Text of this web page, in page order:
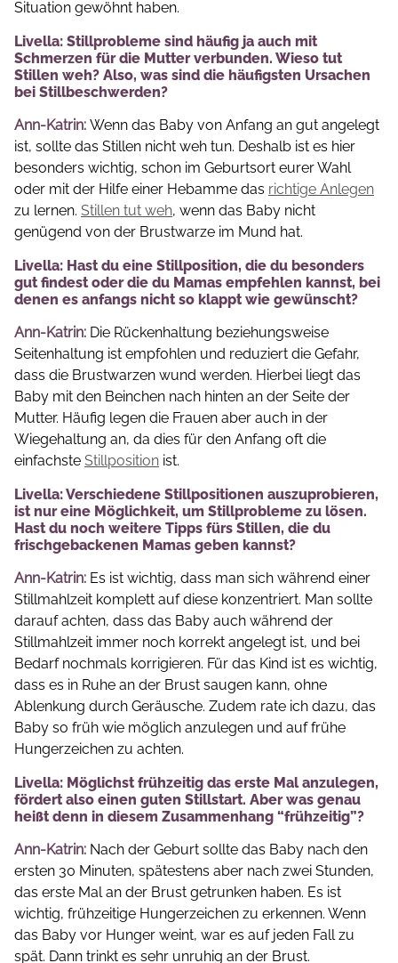
Situation gewöhnt haben.
Livella: Stillprobleme sind häufig ja auch mit
Schmerzen für die Mutter verbunden. Wieso tut
Stillen weh? Also, was sind die häufigsten Ursachen
bei Stillbeschwerden?
Ann-Katrin: Wenn das Baby von Anfang an gut angelegt
ist, sollte das Stillen nicht weh tun. Deshalb ist es hier
besonders wichtig, schon im Geburtsort eurer Wahl
oder mit der Hilfe einer Hebamme das richtige Anlegen
zu lernen. Stillen tut weh, wenn das Baby nicht
genügend von der Brustwarze im Mund hat.
Livella: Hast du eine Stillposition, die du besonders
gut findest oder die du Mamas empfehlen kannst, bei
denen es anfangs nicht so klappt wie gewünscht?
Ann-Katrin: Die Rückenhaltung beziehungsweise
Seitenhaltung ist empfohlen und reduziert die Gefahr,
dass die Brustwarzen wund werden. Hierbei liegt das
Baby mit den Beinchen nach hinten an der Seite der
Mutter. Häufig legen die Frauen aber auch in der
Wiegehaltung an, da dies für den Anfang oft die
einfachste Stillposition ist.
Livella: Verschiedene Stillpositionen auszuprobieren,
ist nur eine Möglichkeit, um Stillprobleme zu lösen.
Hast du noch weitere Tipps fürs Stillen, die du
frischgebackenen Mamas geben kannst?
Ann-Katrin: Es ist wichtig, dass man sich während einer
Stillmahlzeit komplett auf diese konzentriert. Man sollte
darauf achten, dass das Baby auch während der
Stillmahlzeit immer noch korrekt angelegt ist, und bei
Bedarf nochmals korrigieren. Für das Kind ist es wichtig,
dass es in Ruhe an der Brust saugen kann, ohne
Ablenkung durch Geräusche. Zudem rate ich dazu, das
Baby so früh wie möglich anzulegen und auf frühe
Hungerzeichen zu achten.
Livella: Möglichst frühzeitig das erste Mal anzulegen,
fördert also einen guten Stillstart. Aber was genau
heißt denn in diesem Zusammenhang “frühzeitig”?
Ann-Katrin: Nach der Geburt sollte das Baby nach den
ersten 30 Minuten, spätestens aber nach zwei Stunden,
das erste Mal an der Brust getrunken haben. Es ist
wichtig, frühzeitige Hungerzeichen zu erkennen. Wenn
das Baby vor Hunger weint, war es auf jeden Fall zu
spät. Dann trinkt es sehr unruhig an der Brust.